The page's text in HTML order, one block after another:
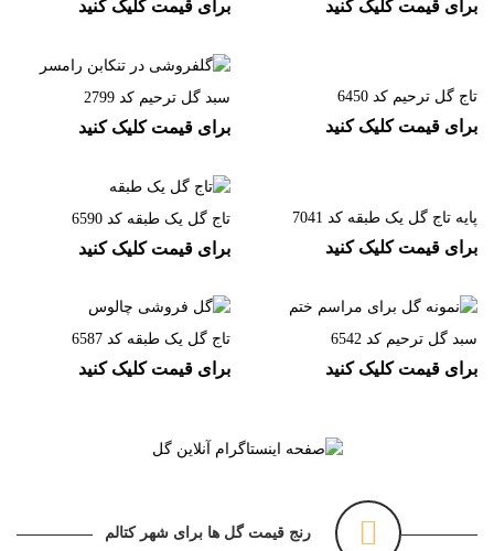
برای قیمت کلیک کنید برای قیمت کلیک کنید
تاج گل ترحیم کد 6450
برای قیمت کلیک کنید
سبد گل ترحیم کد 2799
برای قیمت کلیک کنید
پایه تاج گل یک طبقه کد 7041
برای قیمت کلیک کنید
تاج گل یک طبقه کد 6590
برای قیمت کلیک کنید
سبد گل ترحیم کد 6542
برای قیمت کلیک کنید
تاج گل یک طبقه کد 6587
برای قیمت کلیک کنید
رنج قیمت گل ها برای شهر کتالم